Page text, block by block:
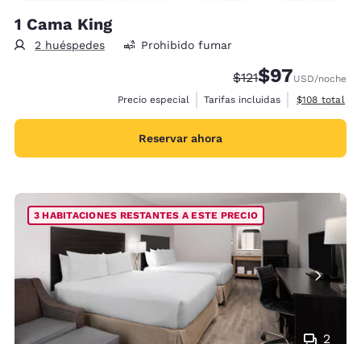
1 Cama King
2 huéspedes Prohibido fumar
Precio tachado:
$121Precio con
$97USD/noche
Precio especial
Tarifas incluidas Ver detalles
$108 total
Reservar ahora
2
3 HABITACIONES RESTANTES A ESTE PRECIO